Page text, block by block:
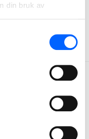
din bruk av